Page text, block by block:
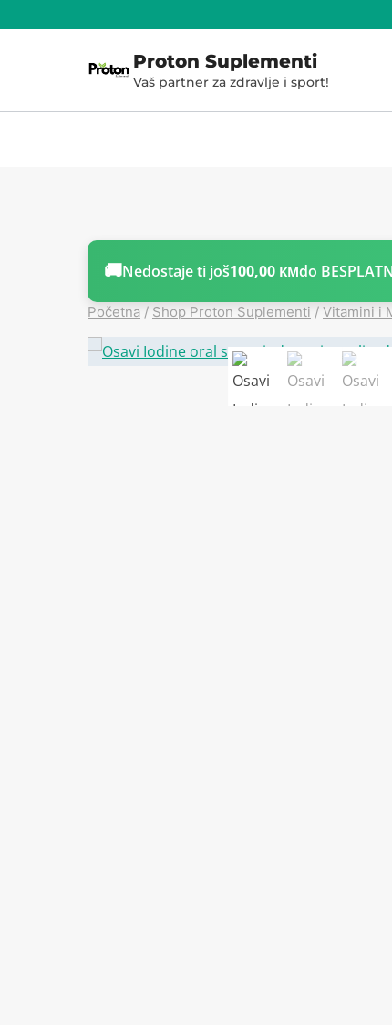
Proton Suplementi
Vaš partner za zdravlje i sport!
🚚Nedostaje ti još100,00 KMdo
Početna / Shop Proton Suplementi / Vitamini i